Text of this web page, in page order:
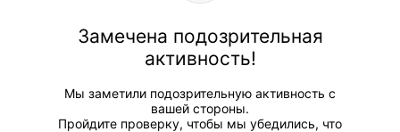
Замечена подозрительная
активность!
Мы заметили подозрительную активность с
вашей стороны.
Пройдите проверку, чтобы мы убедились, что